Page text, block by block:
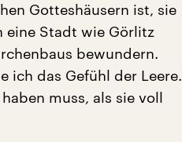
Gotteshäusern ist, sie
eine Stadt wie Görlitz
bewundern.
ich das Gefühl der Leere.
muss, als sie voll